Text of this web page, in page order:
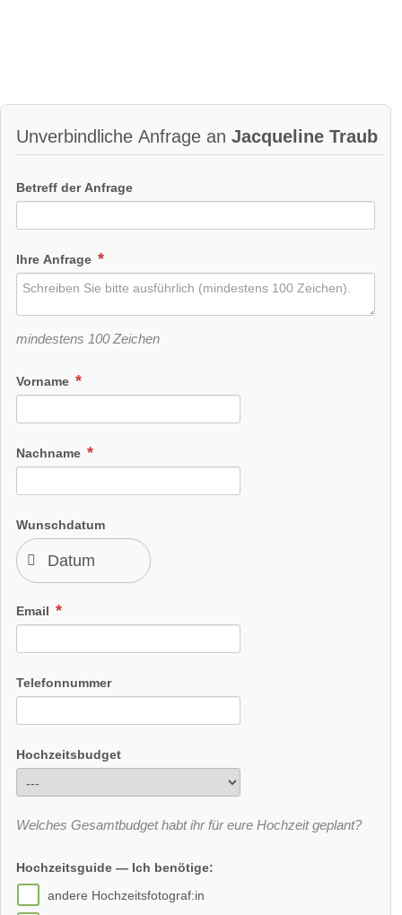
Unverbindliche Anfrage an Jacqueline Traub
Betreff der Anfrage
Ihre Anfrage
mindestens 100 Zeichen
Vorname
Nachname
Wunschdatum
Email
Telefonnummer
Hochzeitsbudget
Welches Gesamtbudget habt ihr für eure Hochzeit geplant?
Hochzeitsguide — Ich benötige:
andere Hochzeitsfotograf:in